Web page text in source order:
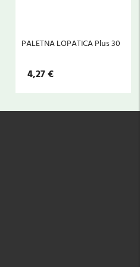
PALETNA LOPATICA Plus 30
4,27 €